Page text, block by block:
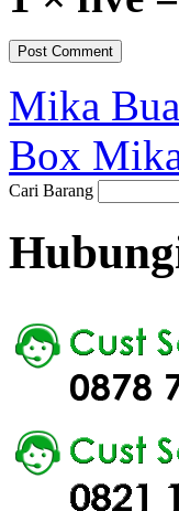
Mika
Box
Cari Barang